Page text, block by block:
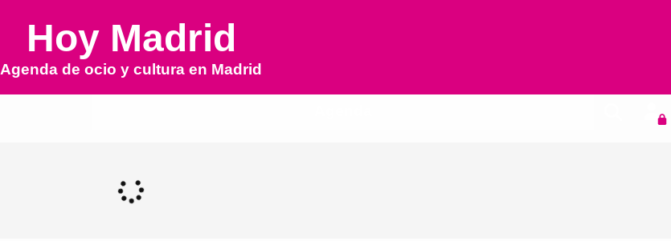
Hoy Madrid
Agenda de ocio y cultura en Madrid